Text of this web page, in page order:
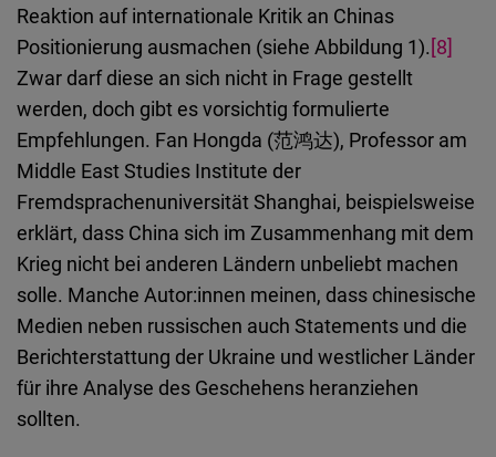
Reaktion auf internationale Kritik an Chinas
Positionierung ausmachen (siehe Abbildung 1).[8]
Zwar darf diese an sich nicht in Frage gestellt
werden, doch gibt es vorsichtig formulierte
Empfehlungen. Fan Hongda (范鸿达), Professor am
Middle East Studies Institute der
Fremdsprachenuniversität Shanghai, beispielsweise
erklärt, dass China sich im Zusammenhang mit dem
Krieg nicht bei anderen Ländern unbeliebt machen
solle. Manche Autor:innen meinen, dass chinesische
Medien neben russischen auch Statements und die
Berichterstattung der Ukraine und westlicher Länder
für ihre Analyse des Geschehens heranziehen
sollten.